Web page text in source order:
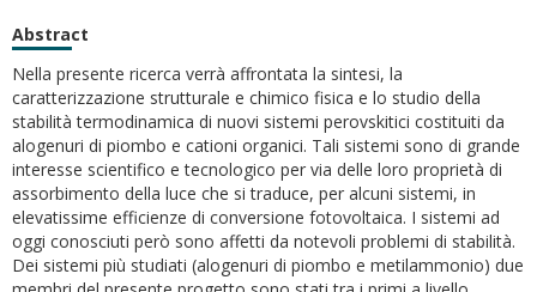
Abstract
Nella presente ricerca verrà affrontata la sintesi, la
caratterizzazione strutturale e chimico fisica e lo studio della
stabilità termodinamica di nuovi sistemi perovskitici costituiti da
alogenuri di piombo e cationi organici. Tali sistemi sono di grande
interesse scientifico e tecnologico per via delle loro proprietà di
assorbimento della luce che si traduce, per alcuni sistemi, in
elevatissime efficienze di conversione fotovoltaica. I sistemi ad
oggi conosciuti però sono affetti da notevoli problemi di stabilità.
Dei sistemi più studiati (alogenuri di piombo e metilammonio) due